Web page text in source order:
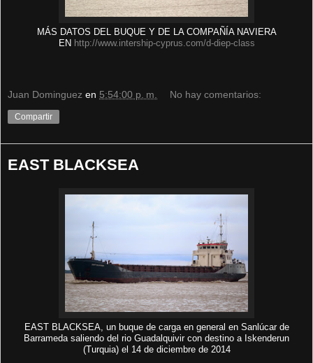
MÁS DATOS DEL BUQUE Y DE LA COMPAÑÍA NAVIERA
EN http://www.intership-cyprus.com/d-diep-class
Juan Dominguez en 5:54:00 p. m. No hay comentarios:
Compartir
EAST BLACKSEA
EAST BLACKSEA, un buque de carga en general en Sanlúcar de
Barrameda saliendo del rio Guadalquivir con destino a Iskenderun
(Turquia) el 14 de diciembre de 2014